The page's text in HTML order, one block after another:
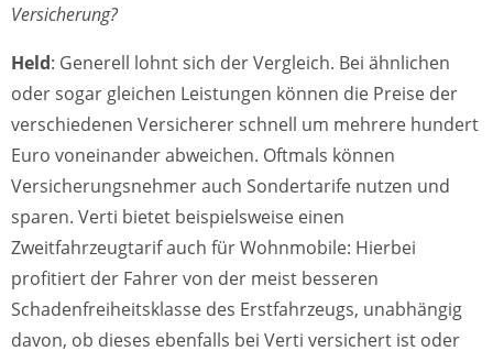
Versicherung?
Held: Generell lohnt sich der Vergleich. Bei ähnlichen
oder sogar gleichen Leistungen können die Preise der
verschiedenen Versicherer schnell um mehrere hundert
Euro voneinander abweichen. Oftmals können
Versicherungsnehmer auch Sondertarife nutzen und
sparen. Verti bietet beispielsweise einen
Zweitfahrzeugtarif auch für Wohnmobile: Hierbei
profitiert der Fahrer von der meist besseren
Schadenfreiheitsklasse des Erstfahrzeugs, unabhängig
davon, ob dieses ebenfalls bei Verti versichert ist oder